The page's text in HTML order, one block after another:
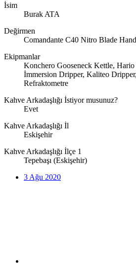
İsim
Burak ATA
Değirmen
Comandante C40 Nitro Blade
Ekipmanlar
Konchero Gooseneck Kettle,
İmmersion Dripper, Kaliteo
Refraktometre
Kahve Arkadaşlığı İstiyor musunuz?
Evet
Kahve Arkadaşlığı İl
Eskişehir
Kahve Arkadaşlığı İlçe 1
Tepebaşı (Eskişehir)
3 Ağu 2020